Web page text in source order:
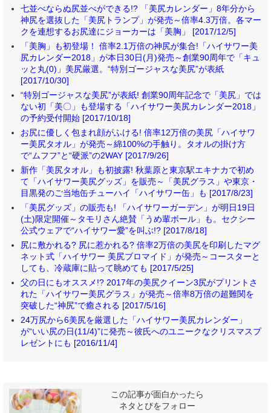
七並べならぬ尻並べができる!? 「美尻カレンダー」8年分から
神尻を選抜した「美尻トランプ」が発売～倍率4.3万倍。各マー
クを連想するお尻達にジョーカーは「美胸」 [2017/12/5]
「美胸」も初登場！ 倍率2.1万倍の神尻が集合!「ハイサワー美
尻カレンダー2018」が本日30日(月)発売～創業90周年で「キュ
ッと丸(0)」美尻厳選。“特別ゴージャスな美尻”が表紙
[2017/10/30]
“特別ゴージャスな美尻”が表紙! 創業90周年記念で「美尻」では
ない初「美〇」も登場する「ハイサワー美尻カレンダー2018」
の予約受付開始 [2017/10/18]
お尻に優しく包まれ顔がふける! 倍率12万倍の美尻「ハイサワ
ー美尻タオル」が発売～綿100%の手触り。タオルの掛け方
で“ムフフ”と“硬派”の2WAY [2017/9/26]
新作「美尻タオル」も初披露! 秋葉原と東京駅エキナカで初め
て「ハイサワー美尻グッズ」を販売～「美尻グラス」や東京・
目黒発のご当地缶チューハイ「ハイサワー缶」も [2017/8/23]
「美尻グッズ」の販売も! 「ハイサワーガーデン」が明日19日
(土)限定開催～タモリさん絶賛「うめ輩ボール」も。セクシー
公式ウェアで“ハイサワー愛”を叫ぶ!? [2017/8/18]
尻に敷かれる? 尻に惹かれる? 倍率2万倍の美尻を印刷したマグ
ネット式「ハイサワー 美尻ブロマイド」が発売～コースターと
しても、冷蔵庫に貼って眺めても [2017/5/25]
父の日にもオススメ!? 2017年の美尻クイーン3尻がプリントさ
れた「ハイサワー美尻グラス」が発売～倍率8万倍の超難関を
突破した“神尻”で癒される [2017/5/16]
24万尻から6美尻を厳選した「ハイサワー美尻カレンダー」
が“いい尻の日(11/4)”に発売～彼氏へのユニークなクリスマスプ
レゼントにも [2016/11/4]
この記事が面白かったら
ネタとぴをフォロー